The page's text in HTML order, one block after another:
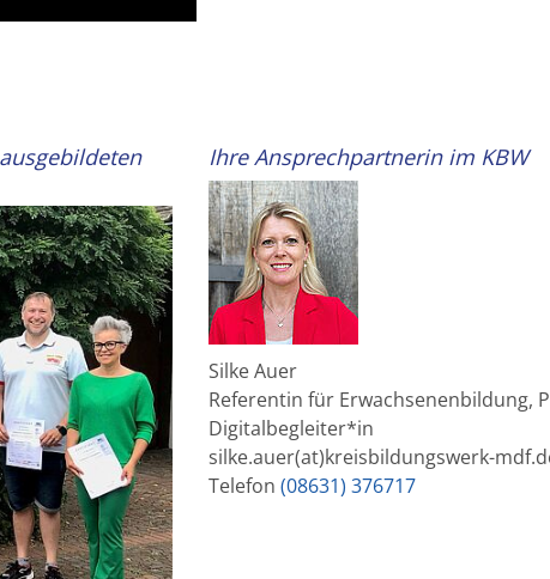
Ihre Ansprechpartnerin im KBW
Silke Auer
Referentin für Erwachsenenbildung,
Digitalbegleiter*in
silke.auer(at)kreisbildungswerk-
Telefon (08631) 376717